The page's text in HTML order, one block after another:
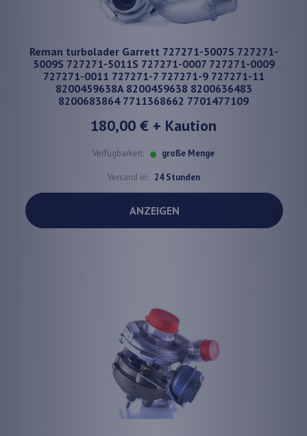
Reman turbolader Garrett 727271-5007S 727271-
5009S 727271-5011S 727271-0007 727271-0009
727271-0011 727271-7 727271-9 727271-11
8200459638A 8200459638 8200636483
8200683864 7711368662 7701477109
180,00 € + Kaution
Verfügbarkeit: große Menge
Versand in: 24 Stunden
ANZEIGEN